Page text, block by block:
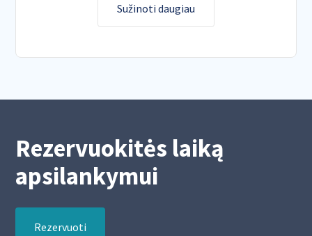
Sužinoti daugiau
Rezervuokitės laiką
apsilankymui
Rezervuoti